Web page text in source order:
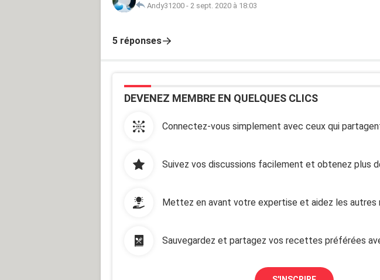
Andy31200 - 2 sept. 2020 à 18:03
5 réponses
DEVENEZ MEMBRE EN QUELQUES CLICS
Connectez-vous simplement avec ceux qui
Suivez vos discussions facilement et obtenez plus
Mettez en avant votre expertise et aidez les autres
Sauvegardez et partagez vos recettes préférées